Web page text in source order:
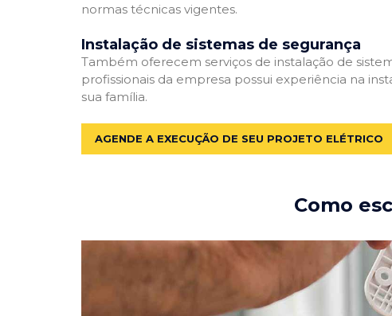
normas técnicas vigentes.
Instalação de sistemas de segurança
Também oferecem serviços de instalação de
profissionais da empresa possui experiência na
sua família.
AGENDE A EXECUÇÃO DE SEU PROJETO ELÉTRICO
Como